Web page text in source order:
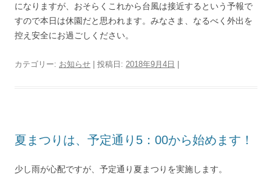
になりますが、おそらくこれから台風は接近するという予報で
すので本日は休園だと思われます。みなさま、なるべく外出を
控え安全にお過ごしください。
カテゴリー: お知らせ | 投稿日: 2018年9月4日 |
夏まつりは、予定通り5：00から始めます！
少し雨が心配ですが、予定通り夏まつりを実施します。